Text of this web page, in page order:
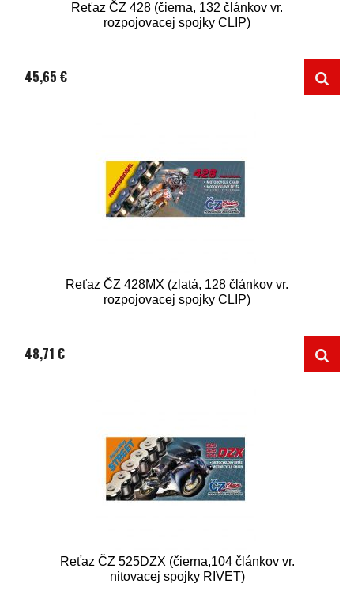
Reťaz ČZ 428 (čierna, 132 článkov vr.
rozpojovacej spojky CLIP)
45,65 €
Reťaz ČZ 428MX (zlatá, 128 článkov vr.
rozpojovacej spojky CLIP)
48,71 €
Reťaz ČZ 525DZX (čierna,104 článkov vr.
nitovacej spojky RIVET)